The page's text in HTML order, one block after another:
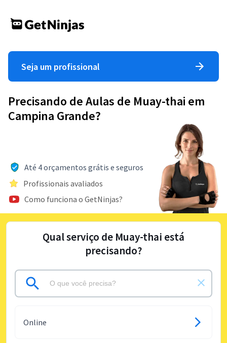
Seja um profissional
Precisando de Aulas de Muay-thai em
Campina Grande?
Até 4 orçamentos grátis e seguros
Profissionais avaliados
Como funciona o GetNinjas?
Qual serviço de Muay-thai está
precisando?
Online